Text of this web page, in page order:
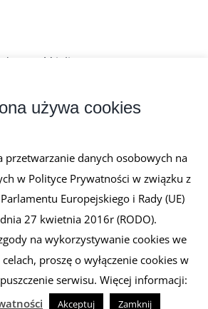
jelit
2026 Kopiowanie zabronione. Wszystkie
zastrzeżone.Spirulina.pl
używa cookies
przetwarzanie danych osobowych na
w Polityce Prywatności w związku z
Europejskiego i Rady (UE)
27 kwietnia 2016r (RODO).
na wykorzystywanie cookies we
proszę o wyłączenie cookies w
serwisu. Więcej informacji:
Akceptuj Zamknij